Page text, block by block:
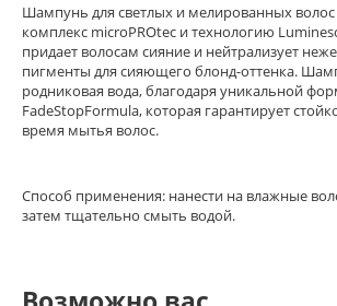
Шампунь для светлых и мелированных
комплекс microPROtec и технологию
придает волосам сияние и нейтрализует
пигменты для сияющего блонд-оттенка.
родниковая вода, благодаря уникальной
FadeStopFormula, которая гарантирует
время мытья волос.
Способ применения: нанести на влажные
затем тщательно смыть водой.